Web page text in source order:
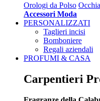
Orologi da Polso
Accessori Moda
PERSONALIZZATI
Taglieri incisi
Bomboniere
Regali aziendali
PROFUMI & CASA
Carpentieri